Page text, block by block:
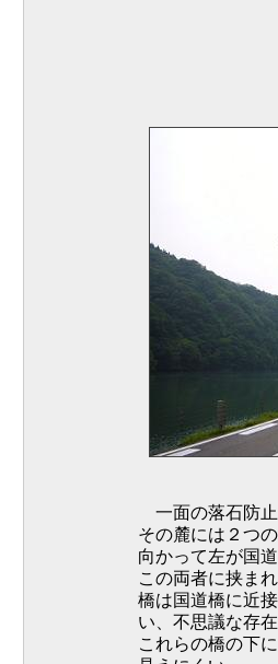
一面の落石防止
その麓には２つ
向かって左が国
この両者に挟ま
橋は国道橋に近
い、不思議な存在
これらの橋の下